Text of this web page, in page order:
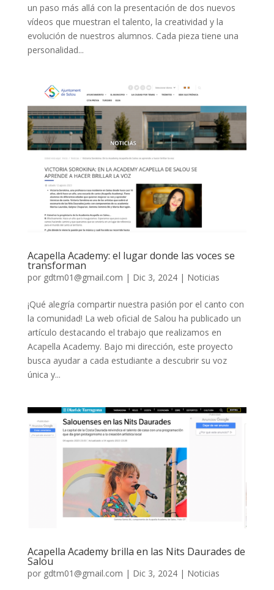
un paso más allá con la presentación de dos nuevos
vídeos que muestran el talento, la creatividad y la
evolución de nuestros alumnos. Cada pieza tiene una
personalidad...
Acapella Academy: el lugar donde las voces se
transforman
por gdtm01@gmail.com | Dic 3, 2024| Noticias
¡Qué alegría compartir nuestra pasión por el canto con
la comunidad! La web oficial de Salou ha publicado un
artículo destacando el trabajo que realizamos en
Acapella Academy. Bajo mi dirección, este proyecto
busca ayudar a cada estudiante a descubrir su voz
única y...
Acapella Academy brilla en las Nits Daurades de
Salou
por gdtm01@gmail.com | Dic 3, 2024| Noticias